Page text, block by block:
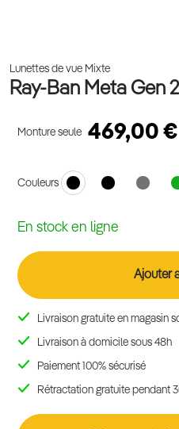
Lunettes de vue Mixte
Ray-Ban Meta Gen 2
Monture seule 469,00 €
Couleurs
En stock en ligne
Ajouter
Livraison gratuite en magasin
Livraison à domicile sous 48h
Paiement 100% sécurisé
Rétractation gratuite pendant